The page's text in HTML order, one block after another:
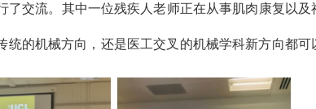
交流。其中一位残疾人老师正在从事肌肉康复以
的机械方向，还是医工交叉的机械学科新方向都